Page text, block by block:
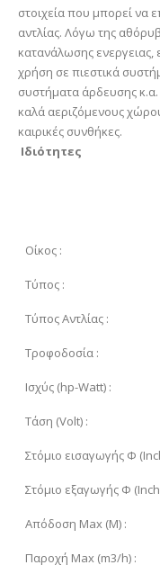
στοιχεία που μπορεί να
αντλίας. Λόγω της
κατανάλωσης ενεργειας,
χρήση σε πιεστικά
συστήματα άρδευσης κ.α.
καλά αεριζόμενους
καιρικές συνθήκες.
Ιδιότητες
Οίκος :
Τύπoς :
Τύπος Αντλίας :
Τροφοδοσία :
Ισχύς (hp-Watt) :
Τάση (Volt) :
Στόμιο εισαγωγής Φ
Στόμιο εξαγωγής Φ
Απόδοση Max (M) :
Παροχή Max (m3/h) :